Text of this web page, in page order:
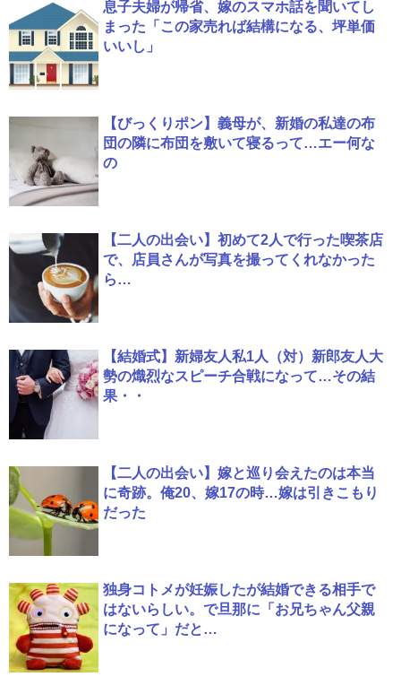
息子夫婦が帰省、嫁のスマホ話を聞いてし
まった「この家売れば結構になる、坪単価
いいし」
【びっくりポン】義母が、新婚の私達の布
団の隣に布団を敷いて寝るって…エー何な
の
【二人の出会い】初めて2人で行った喫茶店
で、店員さんが写真を撮ってくれなかった
ら…
【結婚式】新婦友人私1人（対）新郎友人大
勢の熾烈なスピーチ合戦になって…その結
果・・
【二人の出会い】嫁と巡り会えたのは本当
に奇跡。俺20、嫁17の時…嫁は引きこもり
だった
独身コトメが妊娠したが結婚できる相手で
はないらしい。で旦那に「お兄ちゃん父親
になって」だと…